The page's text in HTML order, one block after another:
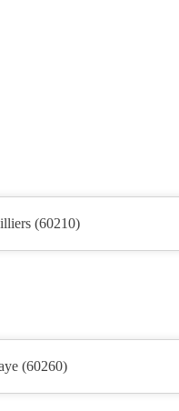
(60210)
(60260)